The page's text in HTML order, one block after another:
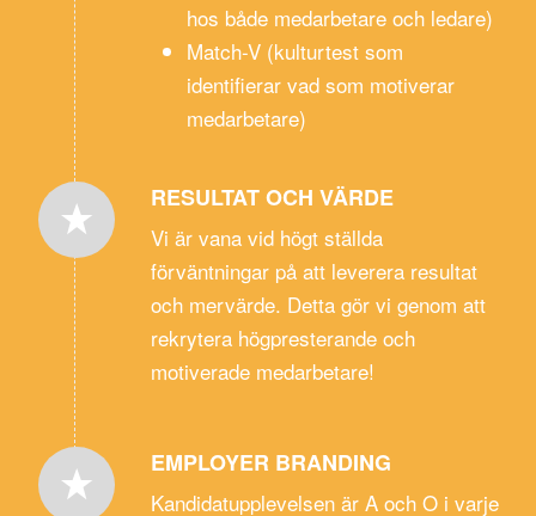
hos både medarbetare och ledare)
Match-V (kulturtest som
identifierar vad som motiverar
medarbetare)
RESULTAT OCH VÄRDE
Vi är vana vid högt ställda
förväntningar på att leverera resultat
och mervärde. Detta gör vi genom att
rekrytera högpresterande och
motiverade medarbetare!
EMPLOYER BRANDING
Kandidatupplevelsen är A och O i varje